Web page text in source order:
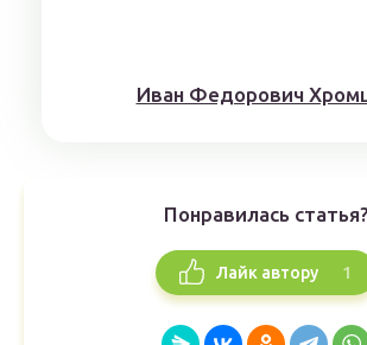
Иван Федорович
Понравилась статья?
Лайк автору 1